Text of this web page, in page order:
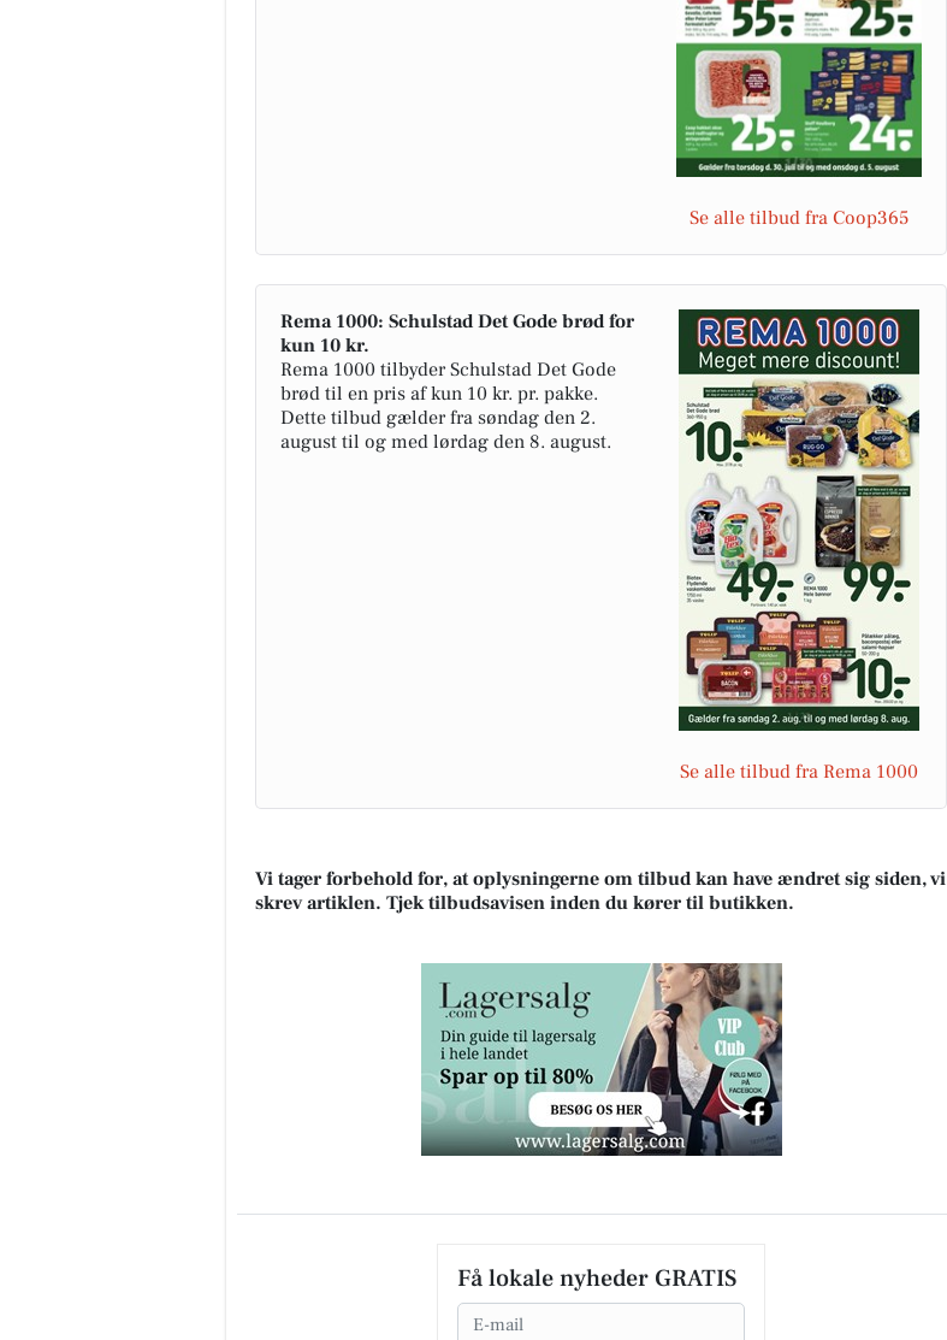
Se alle tilbud fra Coop365
Rema 1000: Schulstad Det Gode brød for
kun 10 kr.
Rema 1000 tilbyder Schulstad Det Gode
brød til en pris af kun 10 kr. pr. pakke.
Dette tilbud gælder fra søndag den 2.
august til og med lørdag den 8. august.
Se alle tilbud fra Rema 1000
Vi tager forbehold for, at oplysningerne om tilbud kan have ændret sig siden, vi
skrev artiklen. Tjek tilbudsavisen inden du kører til butikken.
Få lokale nyheder GRATIS
Email